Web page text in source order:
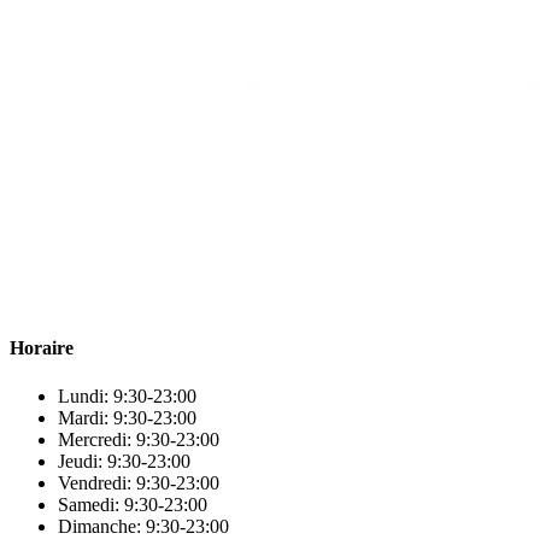
Horaire
Lundi: 9:30-23:00
Mardi: 9:30-23:00
Mercredi: 9:30-23:00
Jeudi: 9:30-23:00
Vendredi: 9:30-23:00
Samedi: 9:30-23:00
Dimanche: 9:30-23:00